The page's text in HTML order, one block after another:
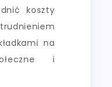
koszty
na
i